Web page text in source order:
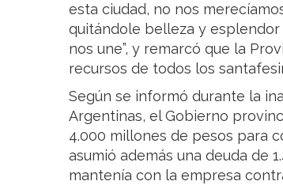
esta ciudad, no nos
quitándole belleza y
nos une”, y remarcó que la
recursos de todos los
Según se informó durante la
Argentinas, el Gobierno
4.000 millones de pesos para
asumió además una deuda de
mantenía con la empresa